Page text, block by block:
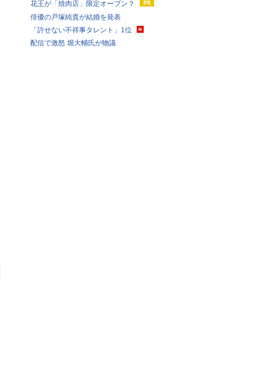
花王が「焼肉店」限定オープン？
俳優の戸塚純貴が結婚を発表
「許せない不祥事タレント」1位
配信で激怒 堀大輔氏が物議